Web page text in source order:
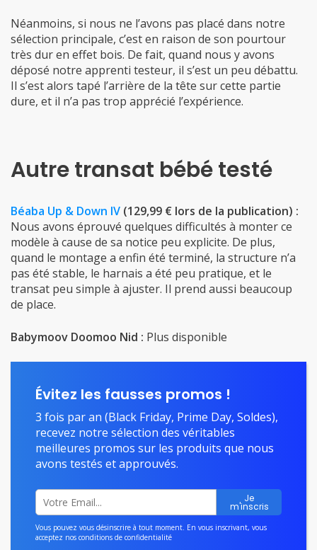
Néanmoins, si nous ne l’avons pas placé dans notre
sélection principale, c’est en raison de son pourtour
très dur en effet bois. De fait, quand nous y avons
déposé notre apprenti testeur, il s’est un peu débattu.
Il s’est alors tapé l’arrière de la tête sur cette partie
dure, et il n’a pas trop apprécié l’expérience.
Autre transat bébé testé
Béaba Up & Down IV (129,99 € lors de la publication) :
Nous avons éprouvé quelques difficultés à monter ce
modèle à cause de sa notice peu explicite. De plus,
quand le montage a enfin été terminé, la structure n’a
pas été stable, le harnais a été peu pratique, et le
transat peu simple à ajuster. Il prend aussi beaucoup
de place.
Babymoov Doomoo Nid : Plus disponible
Évitez les fausses promos !
3 fois par an (Black Friday, Prime Day, Soldes),
recevez notre sélection des véritables
meilleures promos sur les produits que nous
avons testés et approuvés.
Vous pouvez vous désinscrire à tout moment. En vous inscrivant, vous
acceptez nos conditions de confidentialité